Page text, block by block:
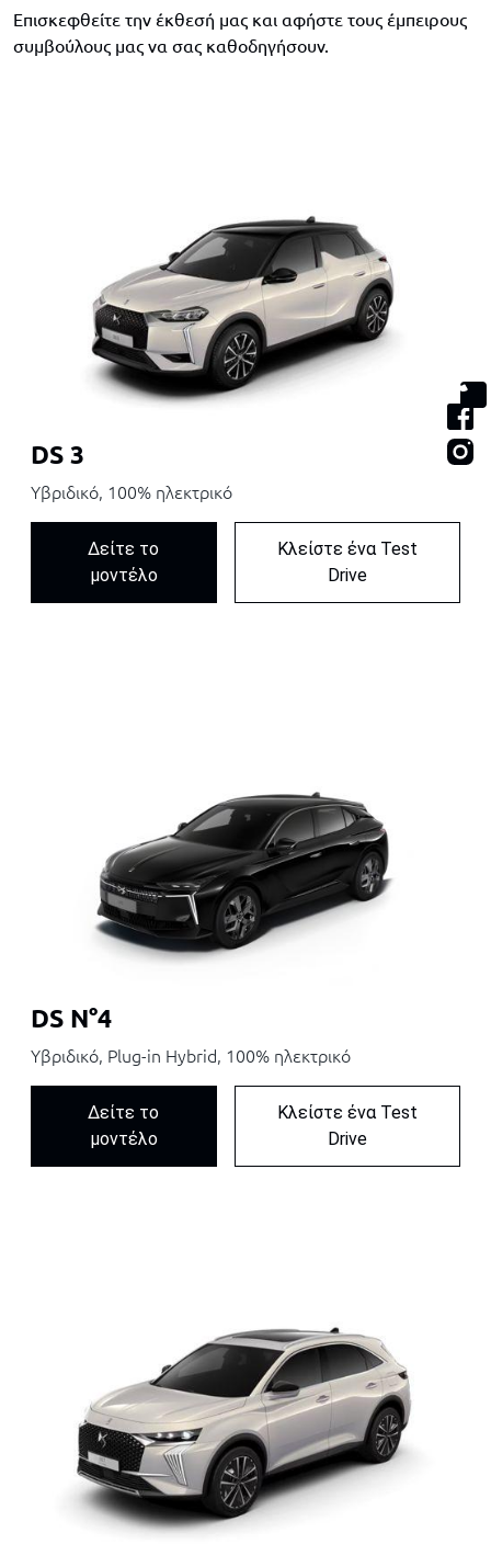
Επισκεφθείτε την έκθεσή μας και αφήστε τους έμπειρους
συμβούλους μας να σας καθοδηγήσουν.
DS 3
Υβριδικό, 100% ηλεκτρικό
Δείτε το
μοντέλο
Κλείστε ένα Test
Drive
DS N°4
Υβριδικό, Plug-in Hybrid, 100% ηλεκτρικό
Δείτε το
μοντέλο
Κλείστε ένα Test
Drive